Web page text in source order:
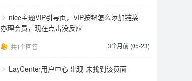
nice主题VIP引导页，VIP按钮怎么添加链接
办理会员，现在点击没反应
共1个回答 3个月前 (05-23)
LayCenter用户中心 出现 未找到该页面